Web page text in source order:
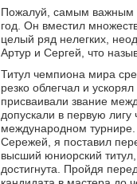
Пожалуй, самым важным
год. Он вместил
целый ряд нелегких,
Артур и Сергей, что
Титул чемпиона мира
резко облегчал и
присваивали звание
допускали в первую
международном
Сережей, я поставил
высший юниорский
достигнута. Пройдя